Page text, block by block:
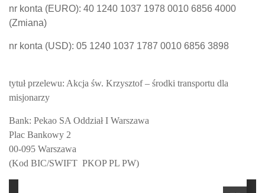
nr konta (EURO): 40 1240 1037 1978 0010 6856 4000
(Zmiana)
nr konta (USD): 05 1240 1037 1787 0010 6856 3898
tytuł przelewu: Akcja św. Krzysztof – środki transportu dla
misjonarzy
Bank: Pekao SA Oddział I Warszawa
Plac Bankowy 2
00-095 Warszawa
(Kod BIC/SWIFT PKOP PL PW)